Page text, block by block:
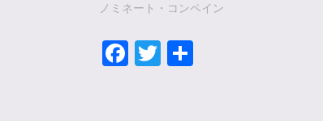
ノミネート・コンペイン
Facebook
Twitter